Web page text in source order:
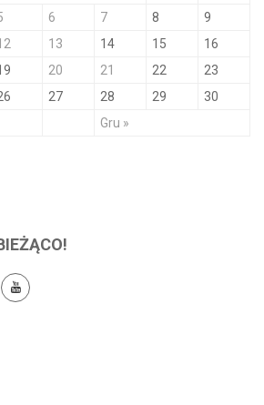
Gru »
6 7 8
9
13 14 15
16
20 21 22
23
27 28 29 30